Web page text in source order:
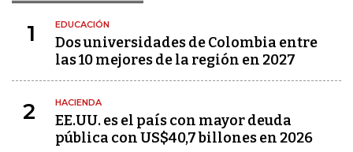
1 EDUCACIÓN
Dos universidades de Colombia entre
las 10 mejores de la región en 2027
2 HACIENDA
EE.UU. es el país con mayor deuda
pública con US$40,7 billones en 2026